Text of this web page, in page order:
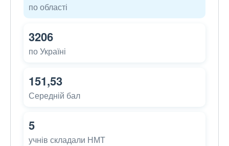
по області
3206
по Україні
151,53
Середній бал
5
учнів складали НМТ